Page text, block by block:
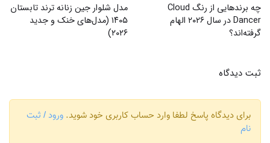
چه برندهایی از رنگ Cloud
Dancer در سال ۲۰۲۶ الهام
گرفته‌اند؟
مدل شلوار جین زنانه ترند تابستان
۱۴۰۵ (مدل‌های خنک و جدید
۲۰۲۶)
ثبت دیدگاه
برای دیدگاه پاسخ لطفا وارد حساب کاربری خود شوید. ورود / ثبت
نام